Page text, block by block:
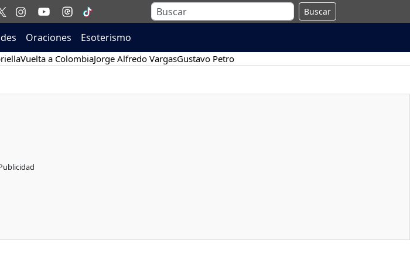
Buscar
Oraciones Esoterismo
Vuelta a ColombiaJorge Alfredo VargasGustavo Petro